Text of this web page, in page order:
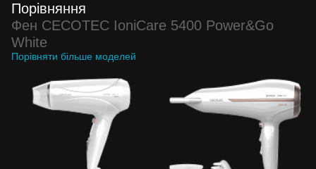
Порівняння
Фен CECOTEC IoniCare 5400 Power&Go
White
Порівняти більше моделей